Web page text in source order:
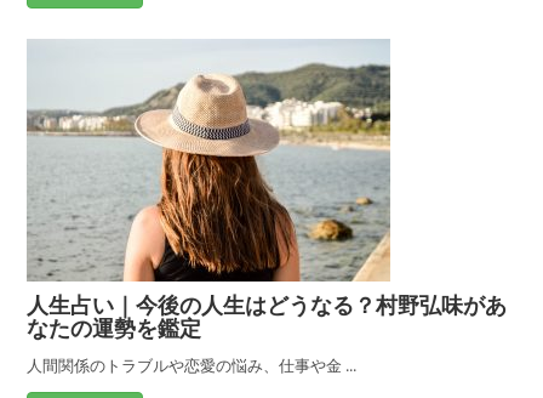
人生占い｜今後の人生はどうなる？村野弘味があ
なたの運勢を鑑定
人間関係のトラブルや恋愛の悩み、仕事や金 ...